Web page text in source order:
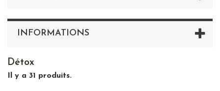
INFORMATIONS
Détox
Il y a 31 produits.